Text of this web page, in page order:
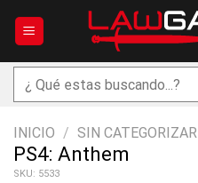
Buscar
por:
INICIO / SIN CATEGORIZAR
PS4: Anthem
SKU: 5533